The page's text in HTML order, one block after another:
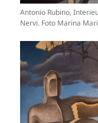
Antonio Rubino,
Nervi. Foto Marina